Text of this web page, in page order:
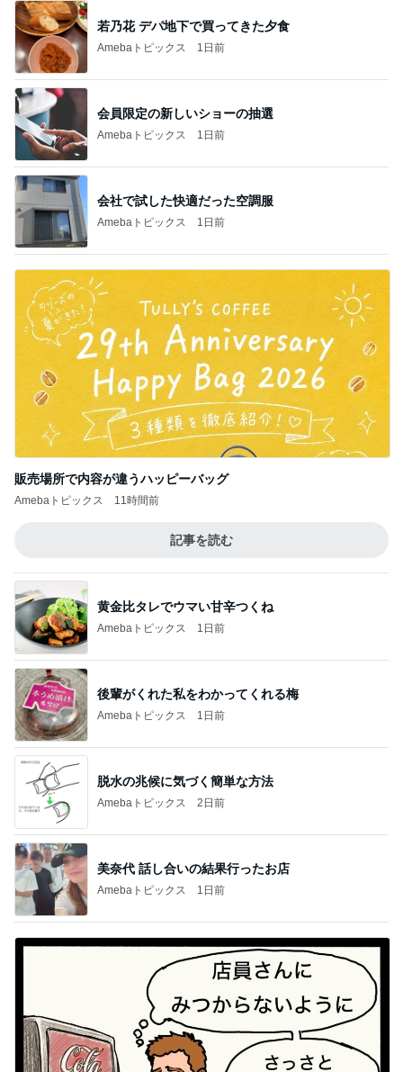
若乃花 デパ地下で買ってきた夕食
Amebaトピックス 1日前
会員限定の新しいショーの抽選
Amebaトピックス 1日前
会社で試した快適だった空調服
Amebaトピックス 1日前
販売場所で内容が違うハッピーバッグ
Amebaトピックス 11時間前
記事を読む
黄金比タレでウマい甘辛つくね
Amebaトピックス 1日前
後輩がくれた私をわかってくれる梅
Amebaトピックス 1日前
脱水の兆候に気づく簡単な方法
Amebaトピックス 2日前
美奈代 話し合いの結果行ったお店
Amebaトピックス 1日前